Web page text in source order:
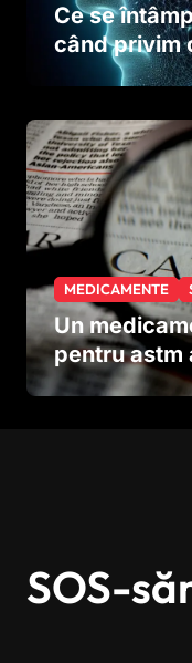
Ce se
când privim
Studiul
MEDICAMENTE
Un
pentru astm
în lupta
SOS-